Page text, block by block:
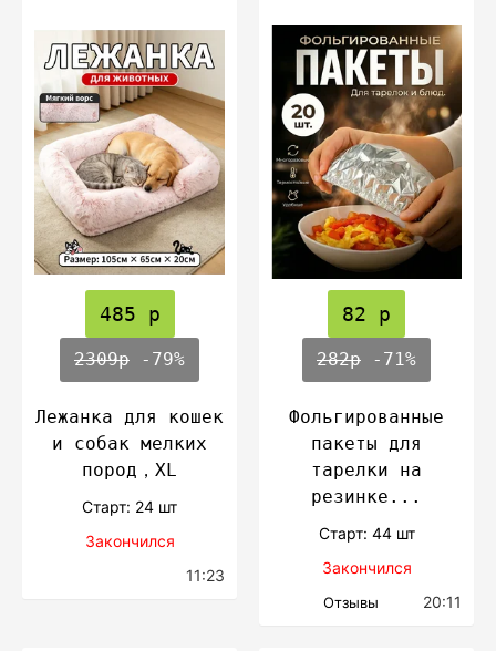
485 р
2309р -79%
Лежанка для кошек
и собак мелких
пород，XL
Cтарт: 24 шт
Закончился
11:23
82 р
282р -71%
Фольгированные
пакеты для
тарелки на
резинке...
Cтарт: 44 шт
Закончился
Отзывы 20:11